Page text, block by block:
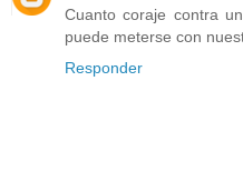
Cuanto coraje contra
puede meterse con
Responder